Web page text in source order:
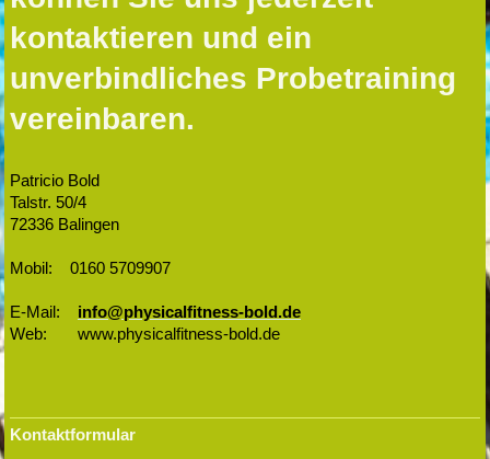
kontaktieren und ein
unverbindliches Probetraining
vereinbaren.
Patricio Bold
Talstr. 50/4
72336 Balingen
Mobil: 0160 5709907
E-Mail:
info@physicalfitness-bold.de
Web: www.physicalfitness-bold.de
Kontaktformular